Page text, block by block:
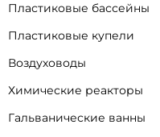
Пластиковые бассейны
Пластиковые купели
Воздуховоды
Химические реакторы
Гальванические ванны